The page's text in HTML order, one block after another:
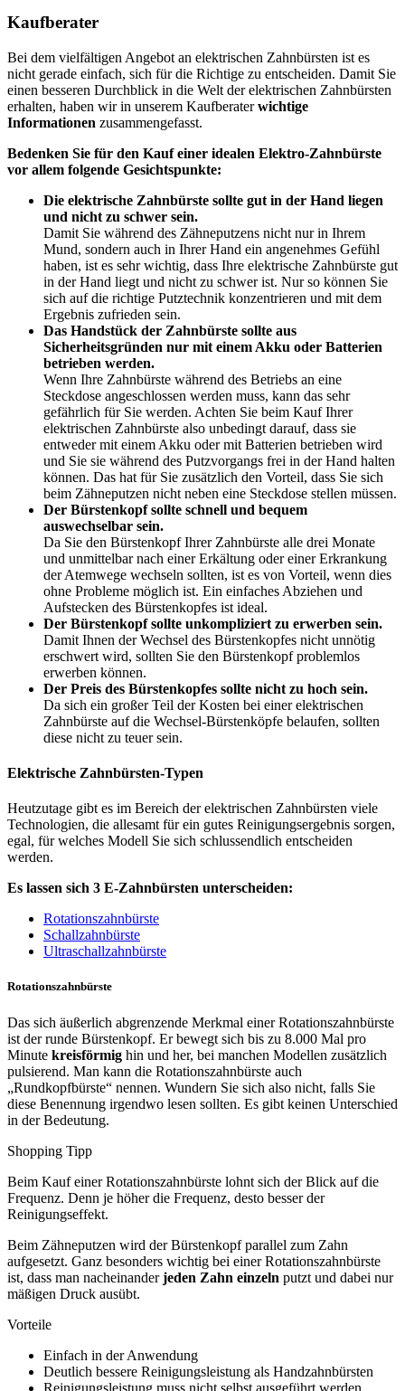
Kaufberater
Bei dem vielfältigen Angebot an elektrischen Zahnbürsten ist es
nicht gerade einfach, sich für die Richtige zu entscheiden. Damit Sie
einen besseren Durchblick in die Welt der elektrischen Zahnbürsten
erhalten, haben wir in unserem Kaufberaterwichtige
Informationen zusammengefasst.
Bedenken Sie für den Kauf einer idealen Elektro-Zahnbürste
vor allem folgende Gesichtspunkte:
Die elektrische Zahnbürste sollte gut in der Hand liegen
und nicht zu schwer sein.
Damit Sie während des Zähneputzens nicht nur in Ihrem
Mund, sondern auch in Ihrer Hand ein angenehmes Gefühl
haben, ist es sehr wichtig, dass Ihre elektrische Zahnbürste gut
in der Hand liegt und nicht zu schwer ist. Nur so können Sie
sich auf die richtige Putztechnik konzentrieren und mit dem
Ergebnis zufrieden sein.
Das Handstück der Zahnbürste sollte aus
Sicherheitsgründen nur mit einem Akku oder Batterien
betrieben werden.
Wenn Ihre Zahnbürste während des Betriebs an eine
Steckdose angeschlossen werden muss, kann das sehr
gefährlich für Sie werden. Achten Sie beim Kauf Ihrer
elektrischen Zahnbürste also unbedingt darauf, dass sie
entweder mit einem Akku oder mit Batterien betrieben wird
und Sie sie während des Putzvorgangs frei in der Hand halten
können. Das hat für Sie zusätzlich den Vorteil, dass Sie sich
beim Zähneputzen nicht neben eine Steckdose stellen müssen.
Der Bürstenkopf sollte schnell und bequem
auswechselbar sein.
Da Sie den Bürstenkopf Ihrer Zahnbürste alle drei Monate
und unmittelbar nach einer Erkältung oder einer Erkrankung
der Atemwege wechseln sollten, ist es von Vorteil, wenn dies
ohne Probleme möglich ist. Ein einfaches Abziehen und
Aufstecken des Bürstenkopfes ist ideal.
Der Bürstenkopf sollte unkompliziert zu erwerben sein.
Damit Ihnen der Wechsel des Bürstenkopfes nicht unnötig
erschwert wird, sollten Sie den Bürstenkopf problemlos
erwerben können.
Der Preis des Bürstenkopfes sollte nicht zu hoch sein.
Da sich ein großer Teil der Kosten bei einer elektrischen
Zahnbürste auf die Wechsel-Bürstenköpfe belaufen, sollten
diese nicht zu teuer sein.
Elektrische Zahnbürsten-Typen
Heutzutage gibt es im Bereich der elektrischen Zahnbürsten viele
Technologien, die allesamt für ein gutes Reinigungsergebnis sorgen,
egal, für welches Modell Sie sich schlussendlich entscheiden
werden.
Es lassen sich 3 E-Zahnbürsten unterscheiden:
Rotationszahnbürste
Schallzahnbürste
Ultraschallzahnbürste
Rotationszahnbürste
Das sich äußerlich abgrenzende Merkmal einer Rotationszahnbürste
ist der runde Bürstenkopf. Er bewegt sich bis zu 8.000 Mal pro
Minute kreisförmig hin und her, bei manchen Modellen zusätzlich
pulsierend. Man kann die Rotationszahnbürste auch
„Rundkopfbürste“ nennen. Wundern Sie sich also nicht, falls Sie
diese Benennung irgendwo lesen sollten. Es gibt keinen Unterschied
in der Bedeutung.
Shopping Tipp
Beim Kauf einer Rotationszahnbürste lohnt sich der Blick auf die
Frequenz. Denn je höher die Frequenz, desto besser der
Reinigungseffekt.
Beim Zähneputzen wird der Bürstenkopf parallel zum Zahn
aufgesetzt. Ganz besonders wichtig bei einer Rotationszahnbürste
ist, dass man nacheinanderjeden Zahn einzeln putzt und dabei nur
mäßigen Druck ausübt.
Vorteile
Einfach in der Anwendung
Deutlich bessere Reinigungsleistung als Handzahnbürsten
Reinigungsleistung muss nicht selbst ausgeführt werden